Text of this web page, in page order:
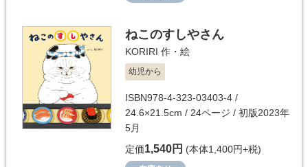
ねこのすしやさん
KORIRI 作・絵
幼児から
ISBN978-4-323-03403-4 /
24.6×21.5cm / 24ページ / 初版2023年
5月
定価1,540円 (本体1,400円+税)